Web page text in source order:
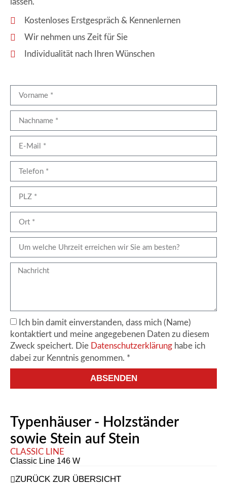
Typenhäuser - Holzständer
sowie Stein auf Stein
CLASSIC LINE
Classic Line 146 W
ZURÜCK ZUR ÜBERSICHT
Kostenloses Erstgespräch & Kennenlernen
Wir nehmen uns Zeit für Sie
Individualität nach Ihren Wünschen
Ich bin damit einverstanden, dass mich (Name)
kontaktiert und meine angegebenen Daten zu diesem
Zweck speichert. Die Datenschutzerklärung habe ich
dabei zur Kenntnis genommen. *
ABSENDEN